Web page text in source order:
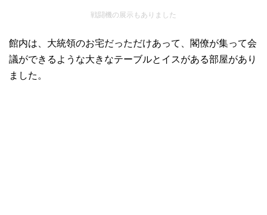
戦闘機の展示もありました
館内は、大統領のお宅だっただけあって、閣僚が集って会
議ができるような大きなテーブルとイスがある部屋があり
ました。